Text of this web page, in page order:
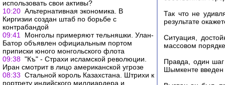
использовать свои активы?
10:20 Альтернативная экономика. В
Киргизии создан штаб по борьбе с
контрабандой
09:41
Монголы примеряют тельняшки. Улан-
Батор объявлен официальным портом
приписки юного монгольского флота
09:38 "Къ" - Страхи исламской революции.
Иран смотрит в лицо американской угрозе
08:33 Стальной король Казахстана. Штрихи к
портрету индийского миллиардера и
Так что не
результате
Ситуация,
массовом
Правда, один
Шымкенте